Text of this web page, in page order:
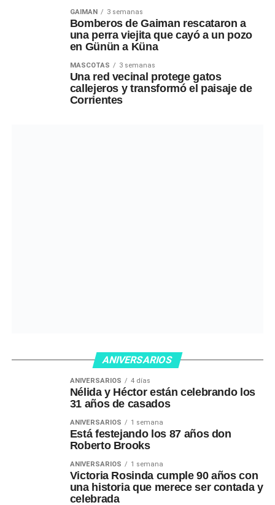
GAIMAN 3 semanas
Bomberos de Gaiman rescataron a
una perra viejita que cayó a un pozo
en Günün a Küna
MASCOTAS 3 semanas
Una red vecinal protege gatos
callejeros y transformó el paisaje de
Corrientes
ANIVERSARIOS
ANIVERSARIOS 4 días
Nélida y Héctor están celebrando los
31 años de casados
ANIVERSARIOS 1 semana
Está festejando los 87 años don
Roberto Brooks
ANIVERSARIOS 1 semana
Victoria Rosinda cumple 90 años con
una historia que merece ser contada y
celebrada